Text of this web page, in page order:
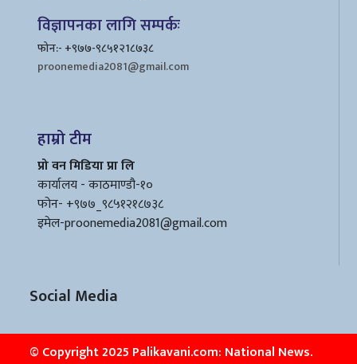
विज्ञापनका लागि सम्पर्कः
फोन:- +९७७-९८५१२1८७३८
proonemedia2081@gmail.com
हाम्रो टीम
प्रो वन मिडिया प्रा लि
कार्यालय - काठमाण्डौ-१०
फोन- +९७७_९८५१२१८७३८
इमेल-proonemedia2081@gmail.com
Social Media
© Copyright 2025 Palikavani.com: National News.